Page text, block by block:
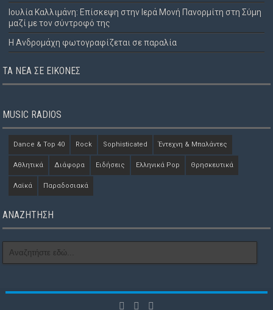
Ιουλία Καλλιμάνη: Επίσκεψη στην Ιερά Μονή Πανορμίτη στη Σύμη
μαζί με τον σύντροφό της
Η Ανδρομάχη φωτογραφίζεται σε παραλία
ΤΑ ΝΈΑ ΣΕ ΕΙΚΌΝΕΣ
MUSIC RADIOS
Dance & Top 40 Rock Sophisticated Έντεχνη & Μπαλάντες
Αθλητικά Διάφορα Ειδήσεις Ελληνικά Pop Θρησκευτικά
Λαϊκά Παραδοσιακά
ΑΝΑΖΗΤΗΣΗ